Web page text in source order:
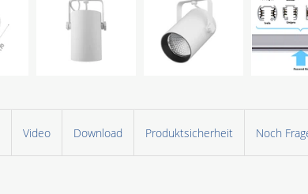
Video Download Produktsicherheit Noch